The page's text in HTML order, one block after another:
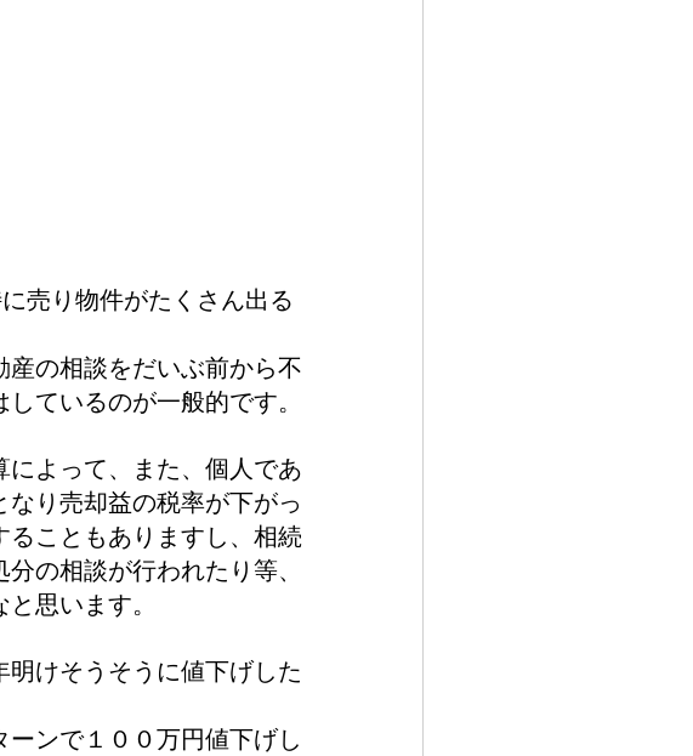
売り物件がたくさん出る
の相談をだいぶ前から不
ているのが一般的です。
よって、また、個人であ
り売却益の税率が下がっ
こともありますし、相続
の相談が行われたり等、
思います。
けそうそうに値下げした
ンで１００万円値下げし